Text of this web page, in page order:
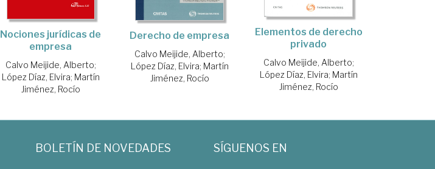
Nociones jurídicas de
empresa
Calvo Meijide, Alberto;
López Díaz, Elvira; Martín
Jiménez, Rocío
Derecho de empresa
Calvo Meijide, Alberto;
López Díaz, Elvira; Martín
Jiménez, Rocío
Elementos de derecho
privado
Calvo Meijide, Alberto;
López Díaz, Elvira; Martín
Jiménez, Rocío
BOLETÍN DE NOVEDADES SÍGUENOS EN